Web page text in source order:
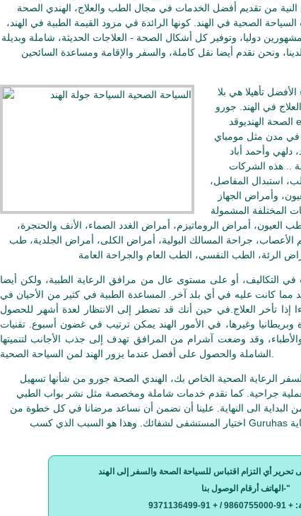
من تقديم أفضل الخدمات في مجال الطب والعلاج، الهندي الصحة
الصحية في الهند. كونها الرائدة في مزود القيمة الطبية في الهند،
دوليا، وتوفير كل أشكال الصحة - العلاجات الحديثة، شاملة وبديلة
ونحن نقدم أيضا نقل كاملة، والسفر والإقامة ومساعدة السائحين
تأهيلا هي بلا
في الهند. جورو
الصحة الهنديوقد empaneled العديد من المستشفيات المتخصصة،
في مدن مثل مومباي
دلهي وأحمد أباد
ولاية كيرالا - ما مجموعه 15 وجهة .. هذه الشركات
استبدال المفاصل،
وأمراض الجهاز
المختلفة المشمولة
العيون، أمراض الروماتيزم، أمراض الغدد الصماء، الأنف والحنجرة،
جراحة المسالك البولية، أمراض الكلى، أمراض الجلدية، طب
التكاليف، أو على مستوى عال من مرافق الرعاية الطبية، ولكن أيضا
مما كانت عليه في أي بلد آخر. المساعدة الطبية في كثير من الأحيان في
إذا تأخر العلاج.في حين أنك قد تضطر إلى الانتظار لعدة أشهر للحصول
وغيرها، في الأمور الهند يمكن ترتيب في غضون أسبوع. تقنيات
والأطباء، وقد وضعت آشرام من المرافق تهدف إلى جذب الأجانب لتنميتها
الرعاية الصحية الخاص بك، الهندي الصحة جورو من شأنها تسهيل
لعملية جراحية. كما نقدم خدمات شاملة ومخصصة مثل نشر بواب الطبي
البداية الى النهاية. علينا أن نضمن أن نساعد مرضانا في كل خطوة من
اختيار المستشفى لشفائك. وهذا هو السبب الذي كسب Guruhas الصحة الهندي سمعة أفضل شركات السفر الرعاية
الهاتف أرقام الوصول بنا-"
9371136499